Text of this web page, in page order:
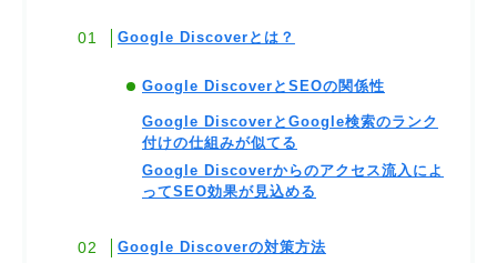
Google Discoverとは？
Google DiscoverとSEOの関係性
Google DiscoverとGoogle検索のランク
付けの仕組みが似てる
Google Discoverからのアクセス流入によ
ってSEO効果が見込める
Google Discoverの対策方法